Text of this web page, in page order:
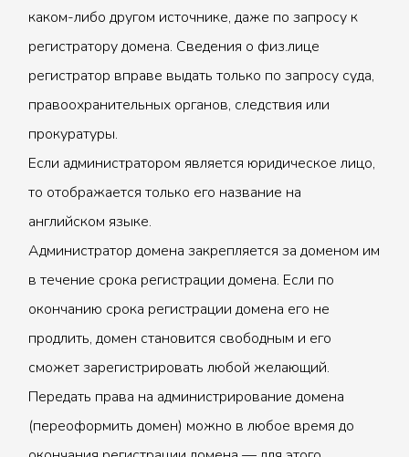
каком-либо другом источнике, даже по запросу к
регистратору домена. Сведения о физ.лице
регистратор вправе выдать только по запросу суда,
правоохранительных органов, следствия или
прокуратуры.
Если администратором является юридическое лицо,
то отображается только его название на
английском языке.
Администратор домена закрепляется за доменом им
в течение срока регистрации домена. Если по
окончанию срока регистрации домена его не
продлить, домен становится свободным и его
сможет зарегистрировать любой желающий.
Передать права на администрирование домена
(переоформить домен) можно в любое время до